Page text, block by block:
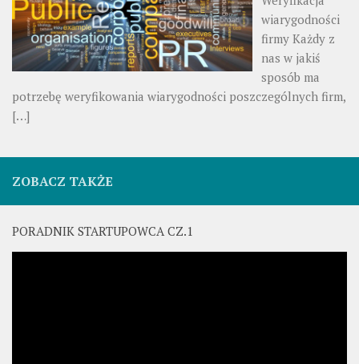
wiarygodności
firmy Każdy z
nas w jakiś
sposób ma
potrzebę weryfikowania wiarygodności poszczególnych firm,
[…]
ZOBACZ TAKŻE
PORADNIK STARTUPOWCA CZ.1